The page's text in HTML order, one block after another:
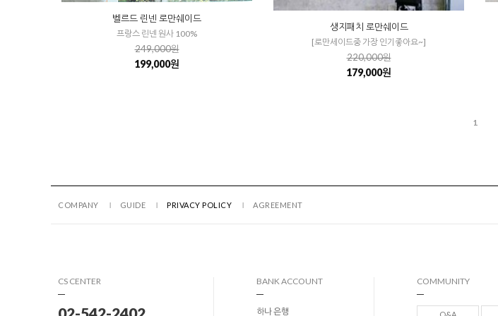
벨르드 린넨 로만쉐이드
프랑스 린넨 원사 100%
249,000원
199,000원
생지패치 로만쉐이드
[로만세이드중 가장 인기좋아요~]
220,000원
179,000원
1
COMPANY GUIDE PRIVACY POLICY AGREEMENT
CS CENTER BANK ACCOUNT
하나 은행
COMMUNITY
Q&A